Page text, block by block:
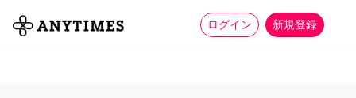
ログイン 新規登録
全て 家事 more_horiz